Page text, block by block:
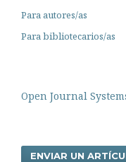
Para autores/as
Para bibliotecarios/as
Open Journal
ENVIAR UN